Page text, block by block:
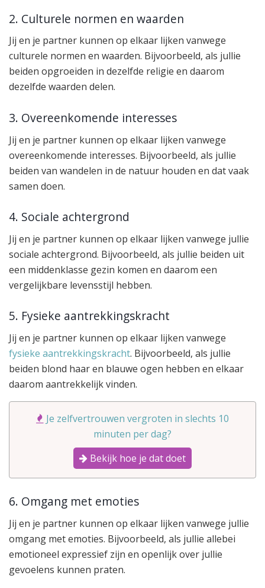
2. Culturele normen en waarden
Jij en je partner kunnen op elkaar lijken vanwege
culturele normen en waarden. Bijvoorbeeld, als jullie
beiden opgroeiden in dezelfde religie en daarom
dezelfde waarden delen.
3. Overeenkomende interesses
Jij en je partner kunnen op elkaar lijken vanwege
overeenkomende interesses. Bijvoorbeeld, als jullie
beiden van wandelen in de natuur houden en dat vaak
samen doen.
4. Sociale achtergrond
Jij en je partner kunnen op elkaar lijken vanwege jullie
sociale achtergrond. Bijvoorbeeld, als jullie beiden uit
een middenklasse gezin komen en daarom een
vergelijkbare levensstijl hebben.
5. Fysieke aantrekkingskracht
Jij en je partner kunnen op elkaar lijken vanwege
fysieke aantrekkingskracht. Bijvoorbeeld, als jullie
beiden blond haar en blauwe ogen hebben en elkaar
daarom aantrekkelijk vinden.
Je zelfvertrouwen vergroten in slechts 10
minuten per dag?
Bekijk hoe je dat doet
6. Omgang met emoties
Jij en je partner kunnen op elkaar lijken vanwege jullie
omgang met emoties. Bijvoorbeeld, als jullie allebei
emotioneel expressief zijn en openlijk over jullie
gevoelens kunnen praten.